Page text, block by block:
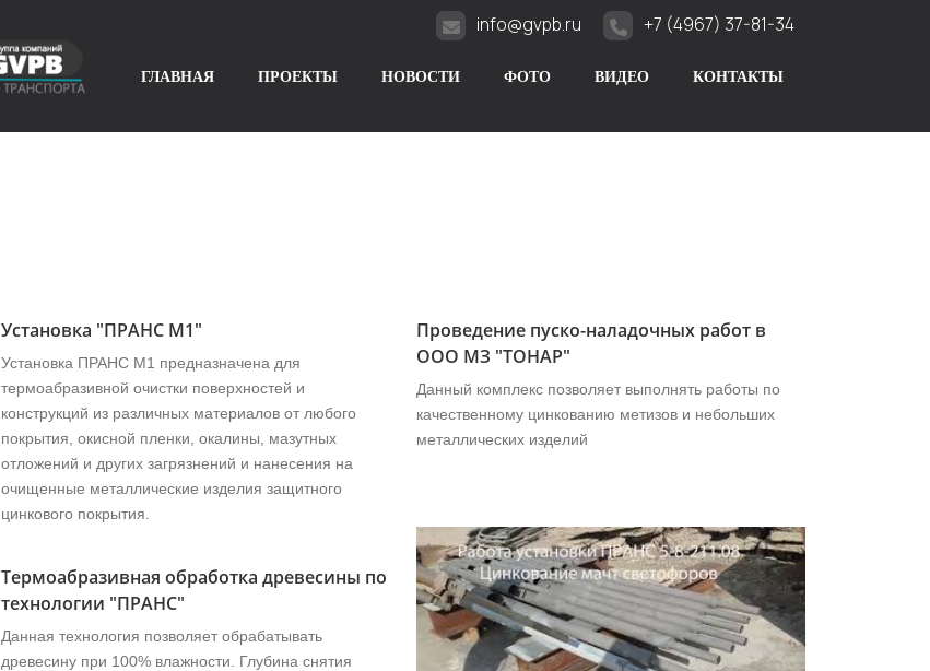
info@gvpb.ru +7 (4967) 37-81-34
ГЛАВНАЯ ПРОЕКТЫ НОВОСТИ ФОТО ВИДЕО КОНТАКТЫ
Установка "ПРАНС M1"
Установка ПРАНС М1 предназначена для
термоабразивной очистки поверхностей и
конструкций из различных материалов от любого
покрытия, окисной пленки, окалины, мазутных
отложений и других загрязнений и нанесения на
очищенные металлические изделия защитного
цинкового покрытия.
Проведение пуско-наладочных работ в
ООО МЗ "ТОНАР"
Данный комплекс позволяет выполнять работы по
качественному цинкованию метизов и небольших
металлических изделий
Термоабразивная обработка древесины по
технологии "ПРАНС"
Данная технология позволяет обрабатывать
древесину при 100% влажности. Глубина снятия